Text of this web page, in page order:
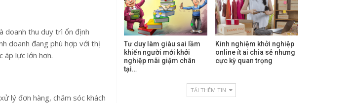
doanh thu duy trì ổn định
doanh đang phù hợp với thị
áp lực lớn hơn.
lý đơn hàng, chăm sóc khách
Tư duy làm giàu sai lầm
khiến người mới khởi
nghiệp mãi giậm chân
tại…
Kinh nghiệm khởi nghiệp
online ít ai chia sẻ nhưng
cực kỳ quan trọng
TẢI THÊM TIN